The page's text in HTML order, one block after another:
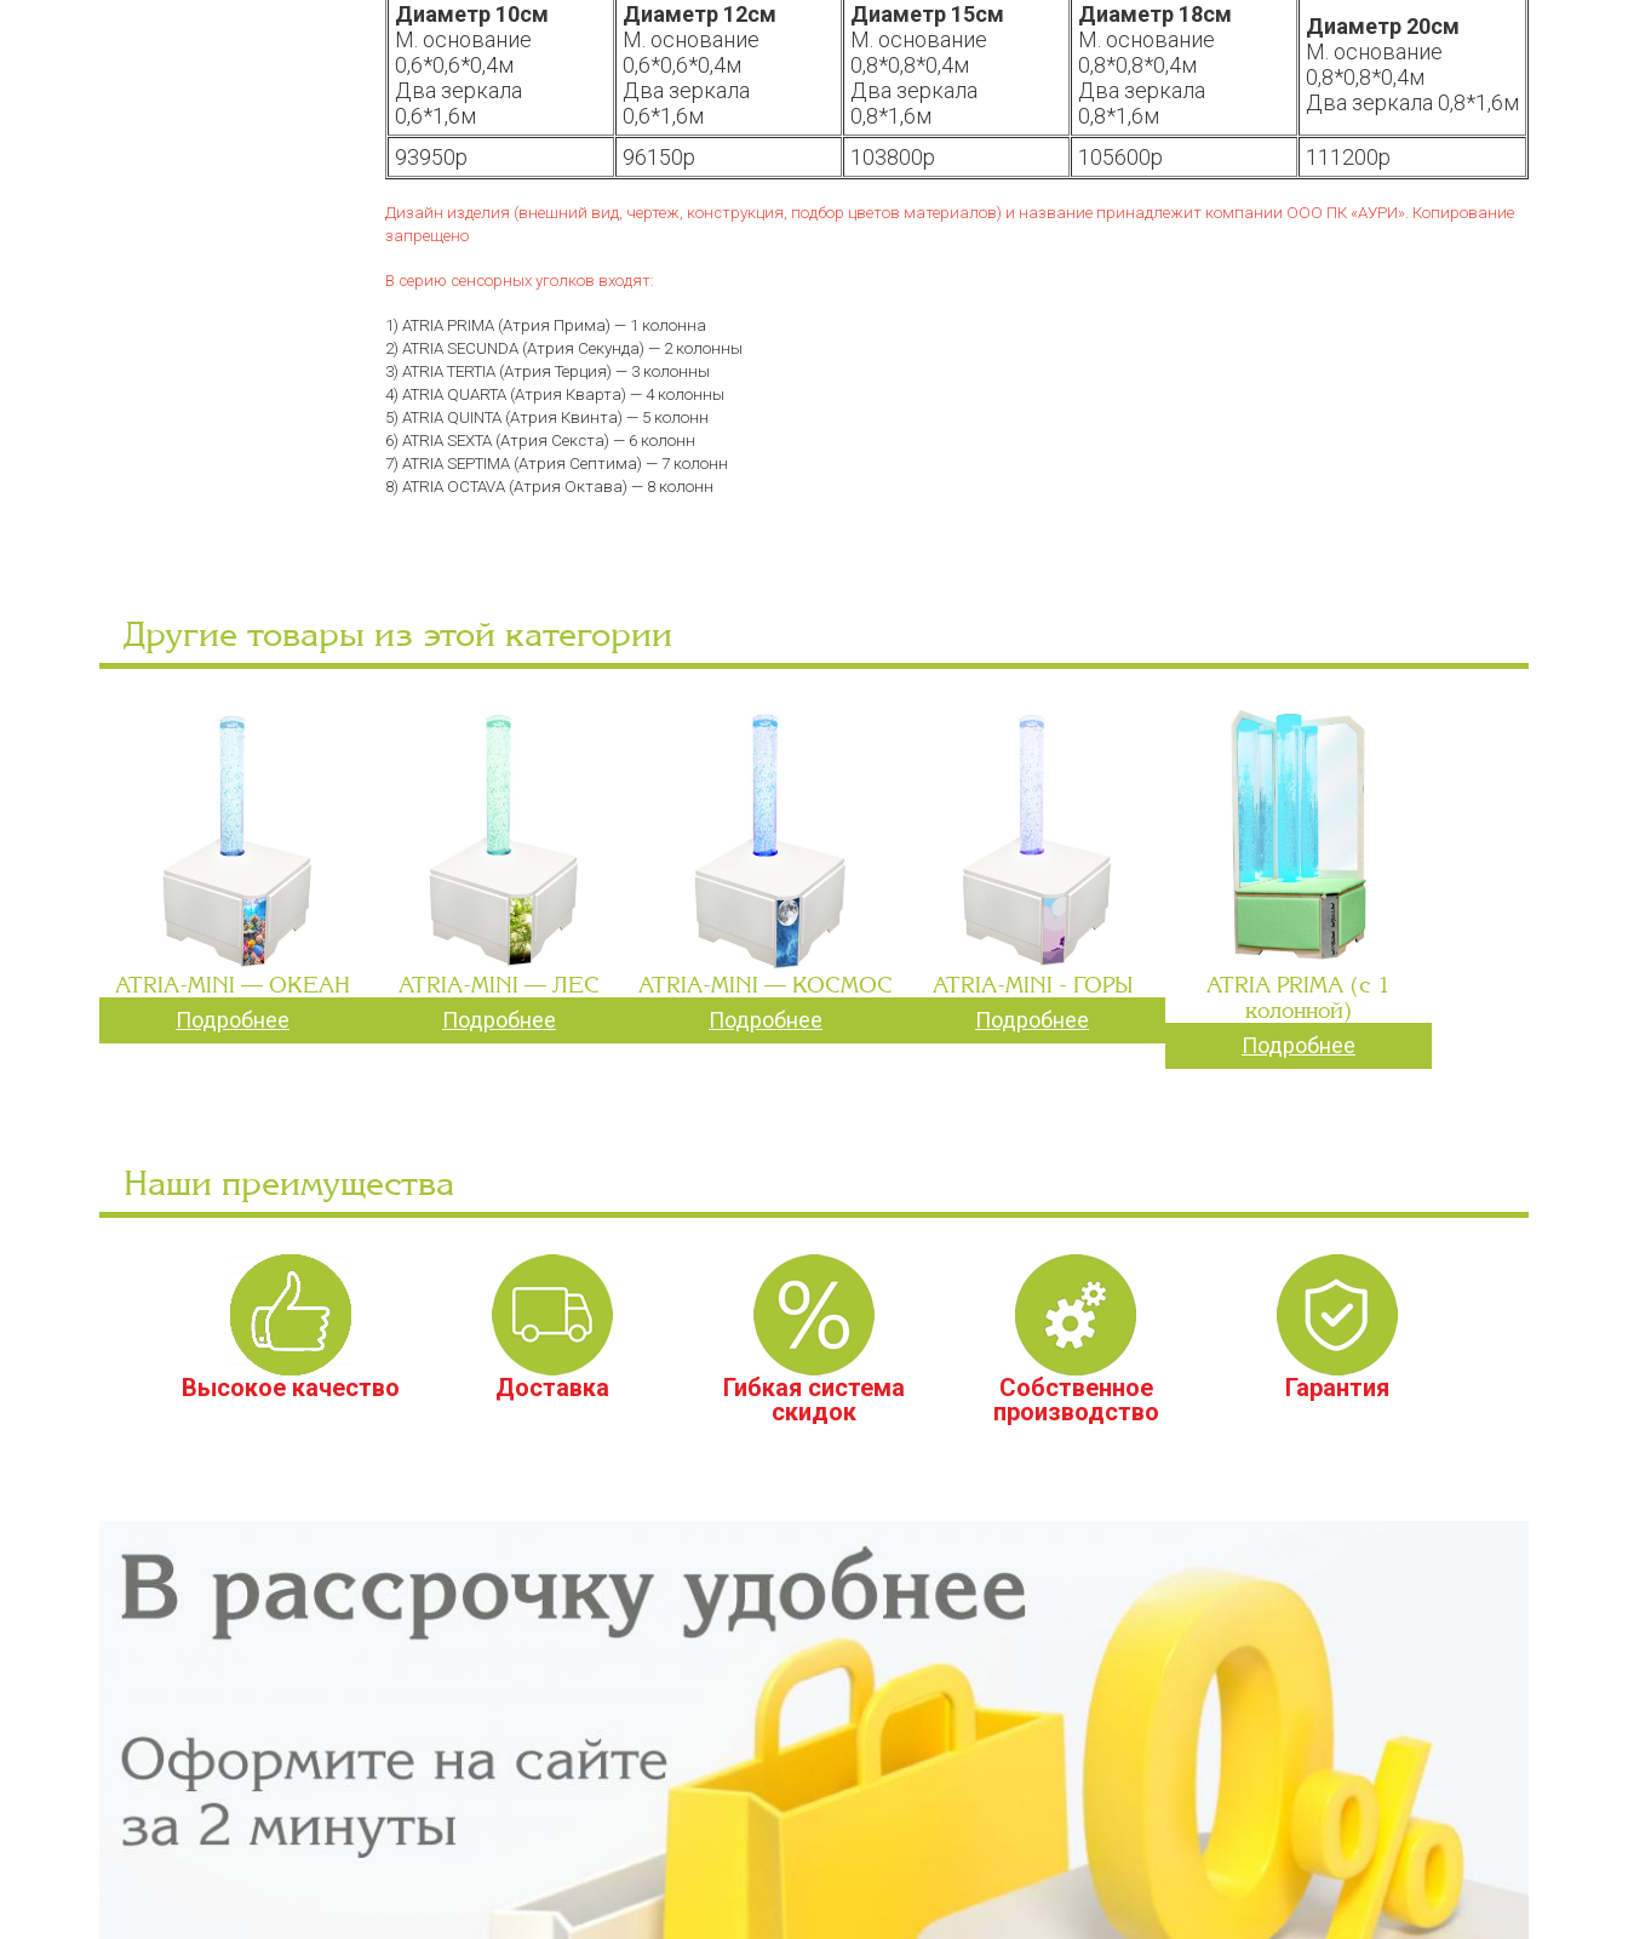
Диаметр 10см
М. основание
0,6*0,6*0,4м
Два зеркала
0,6*1,6м
Диаметр 12см
М. основание
0,6*0,6*0,4м
Два зеркала
0,6*1,6м
Диаметр 15см
М. основание
0,8*0,8*0,4м
Два зеркала
0,8*1,6м
Диаметр 18см
М. основание
0,8*0,8*0,4м
Два зеркала
0,8*1,6м
Диаметр 20см
М. основание
0,8*0,8*0,4м
Два зеркала 0,8*1,6м
93950р 96150р 103800р 105600р 111200р
Дизайн изделия (внешний вид, чертеж, конструкция, подбор цветов материалов) и название принадлежит компании ООО ПК «АУРИ». Копирование
запрещено
В серию сенсорных уголков входят:
1) ATRIA PRIMA (Атрия Прима) — 1 колонна
2) ATRIA SECUNDA (Атрия Секунда) — 2 колонны
3) ATRIA TERTIA (Атрия Терция) — 3 колонны
4) ATRIA QUARTA (Атрия Кварта) — 4 колонны
5) ATRIA QUINTA (Атрия Квинта) — 5 колонн
6) ATRIA SEXTA (Атрия Секста) — 6 колонн
7) ATRIA SEPTIMA (Атрия Септима) — 7 колонн
8) ATRIA OCTAVA (Атрия Октава) — 8 колонн
Другие товары из этой категории
ATRIA-MINI — ОКЕАН
Подробнее
ATRIA-MINI — ЛЕС
Подробнее
ATRIA-MINI — КОСМОС
Подробнее
ATRIA-MINI - ГОРЫ
Подробнее
ATRIA PRIMA (с 1
колонной)
Подробнее
Наши преимущества
Высокое качество Доставка
Гибкая система
скидок
Собственное
производство
Гарантия